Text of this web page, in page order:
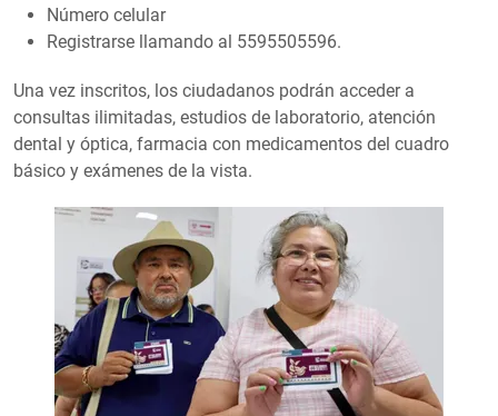
Número celular
Registrarse llamando al 5595505596.
Una vez inscritos, los ciudadanos podrán acceder a
consultas ilimitadas, estudios de laboratorio, atención
dental y óptica, farmacia con medicamentos del cuadro
básico y exámenes de la vista.